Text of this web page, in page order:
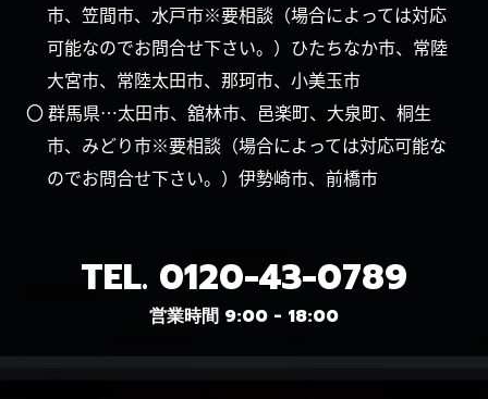
市、笠間市、水戸市※要相談（場合によっては対応
可能なのでお問合せ下さい。）ひたちなか市、常陸
大宮市、常陸太田市、那珂市、小美玉市
〇 群馬県…太田市、舘林市、邑楽町、大泉町、桐生
市、みどり市※要相談（場合によっては対応可能な
のでお問合せ下さい。）伊勢崎市、前橋市
TEL. 0120-43-0789
営業時間 9:00 - 18:00